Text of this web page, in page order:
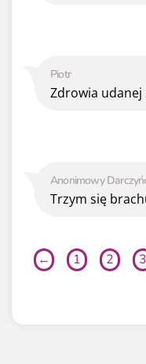
Anonimowy
Trzym się
Piotr
Zdrowia udanej
← 1 2 3